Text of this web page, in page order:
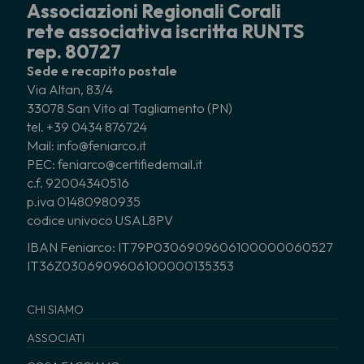
Associazioni Regionali Corali
rete associativa iscritta RUNTS
rep. 80727
Sede e recapito postale
Via Altan, 83/4
33078 San Vito al Tagliamento (PN)
tel. +39 0434 876724
Mail: info@feniarco.it
PEC: feniarco@certifiedemail.it
c.f. 92004340516
p.iva 01480980935
codice univoco USAL8PV
IBAN Feniarco: IT79P0306909606100000060527
IT36Z0306909606100000135353
CHI SIAMO
ASSOCIATI